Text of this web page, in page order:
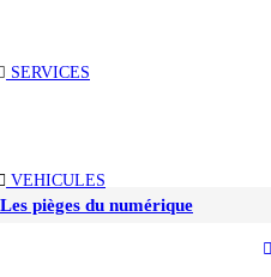
SERVICES
VEHICULES
pièges du numérique